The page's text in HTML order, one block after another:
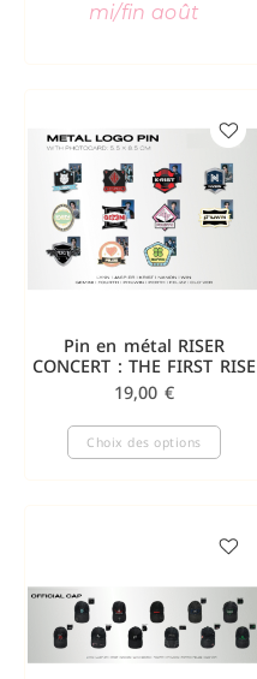
mi/fin août
Pin en métal RISER
CONCERT : THE FIRST RISE
19,00 €
Choix des options